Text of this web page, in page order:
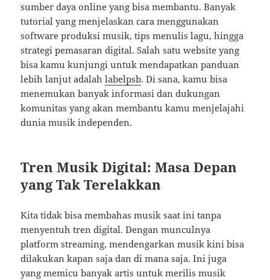
sumber daya online yang bisa membantu. Banyak
tutorial yang menjelaskan cara menggunakan
software produksi musik, tips menulis lagu, hingga
strategi pemasaran digital. Salah satu website yang
bisa kamu kunjungi untuk mendapatkan panduan
lebih lanjut adalahlabelpsb. Di sana, kamu bisa
menemukan banyak informasi dan dukungan
komunitas yang akan membantu kamu menjelajahi
dunia musik independen.
Tren Musik Digital: Masa Depan
yang Tak Terelakkan
Kita tidak bisa membahas musik saat ini tanpa
menyentuh tren digital. Dengan munculnya
platform streaming, mendengarkan musik kini bisa
dilakukan kapan saja dan di mana saja. Ini juga
yang memicu banyak artis untuk merilis musik